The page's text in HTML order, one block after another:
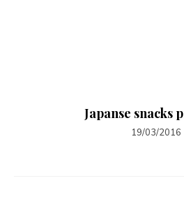
Japanse snacks
19/03/2016